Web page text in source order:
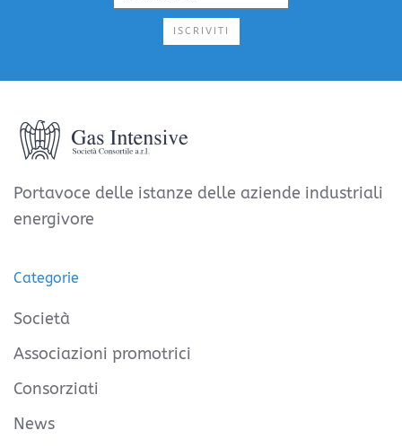
ISCRIVITI
Portavoce delle istanze delle aziende industriali
energivore
Categorie
Società
Associazioni promotrici
Consorziati
News